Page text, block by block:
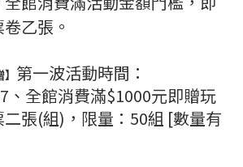
乙張。
第一波活動時間：
全館消費滿$1000元即贈玩
張(組)，限量：50組 [數量有